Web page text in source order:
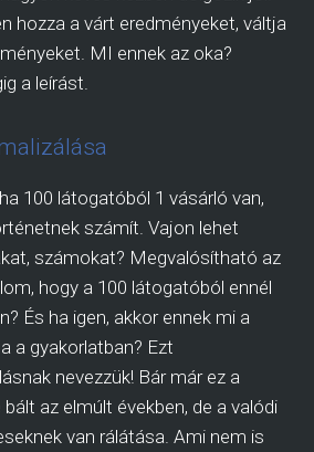
hozza a várt eredményeket, váltja
MI ennek az oka?
a leírást.
100 látogatóból 1 vásárló van,
számít. Vajon lehet
számokat? Megvalósítható az
hogy a 100 látogatóból ennél
És ha igen, akkor ennek mi a
a gyakorlatban? Ezt
nevezzük! Bár már ez a
az elmúlt években, de a valódi
van rálátása. Ami nem is